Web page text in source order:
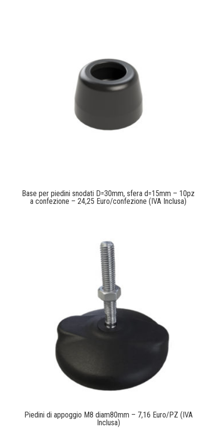
Base per piedini snodati D=30mm, sfera d=15mm – 10pz
a confezione – 24,25 Euro/confezione (IVA Inclusa)
Piedini di appoggio M8 diam80mm – 7,16 Euro/PZ (IVA
Inclusa)